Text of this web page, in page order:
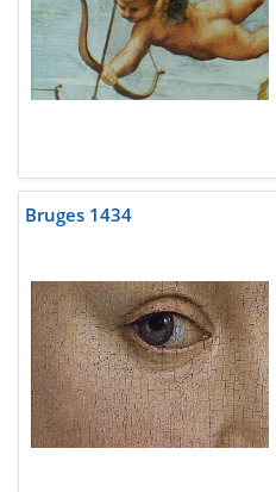
Bruges 1434